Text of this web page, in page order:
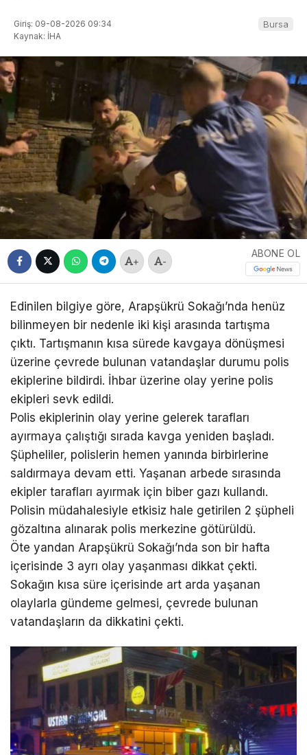
Giriş: 09-08-2026 09:34
Kaynak: İHA
Bursa
+ -
ABONE OL
Edinilen bilgiye göre, Arapşükrü Sokağı’nda henüz
bilinmeyen bir nedenle iki kişi arasında tartışma
çıktı. Tartışmanın kısa sürede kavgaya dönüşmesi
üzerine çevrede bulunan vatandaşlar durumu polis
ekiplerine bildirdi. İhbar üzerine olay yerine polis
ekipleri sevk edildi.
Polis ekiplerinin olay yerine gelerek tarafları
ayırmaya çalıştığı sırada kavga yeniden başladı.
Şüpheliler, polislerin hemen yanında birbirlerine
saldırmaya devam etti. Yaşanan arbede sırasında
ekipler tarafları ayırmak için biber gazı kullandı.
Polisin müdahalesiyle etkisiz hale getirilen 2 şüpheli
gözaltına alınarak polis merkezine götürüldü.
Öte yandan Arapşükrü Sokağı’nda son bir hafta
içerisinde 3 ayrı olay yaşanması dikkat çekti.
Sokağın kısa süre içerisinde art arda yaşanan
olaylarla gündeme gelmesi, çevrede bulunan
vatandaşların da dikkatini çekti.